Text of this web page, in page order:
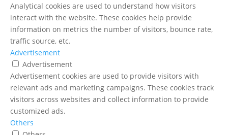
Analytical cookies are used to understand how visitors
interact with the website. These cookies help provide
information on metrics the number of visitors, bounce rate,
traffic source, etc.
Advertisement
Advertisement
Advertisement cookies are used to provide visitors with
relevant ads and marketing campaigns. These cookies track
visitors across websites and collect information to provide
customized ads.
Others